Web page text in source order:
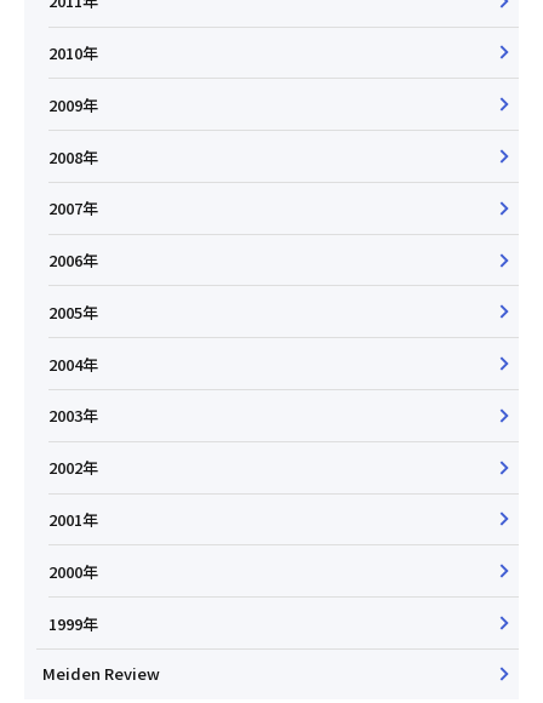
2010年
2009年
2008年
2007年
2006年
2005年
2004年
2003年
2002年
2001年
2000年
1999年
Meiden Review